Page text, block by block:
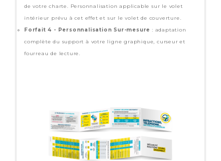
de votre charte. Personnalisation applicable sur le volet
intérieur prévu à cet effet et sur le volet de couverture.
Forfait 4 - Personnalisation Sur-mesure : adaptation
complète du support à votre ligne graphique, curseur et
fourreau de lecture.